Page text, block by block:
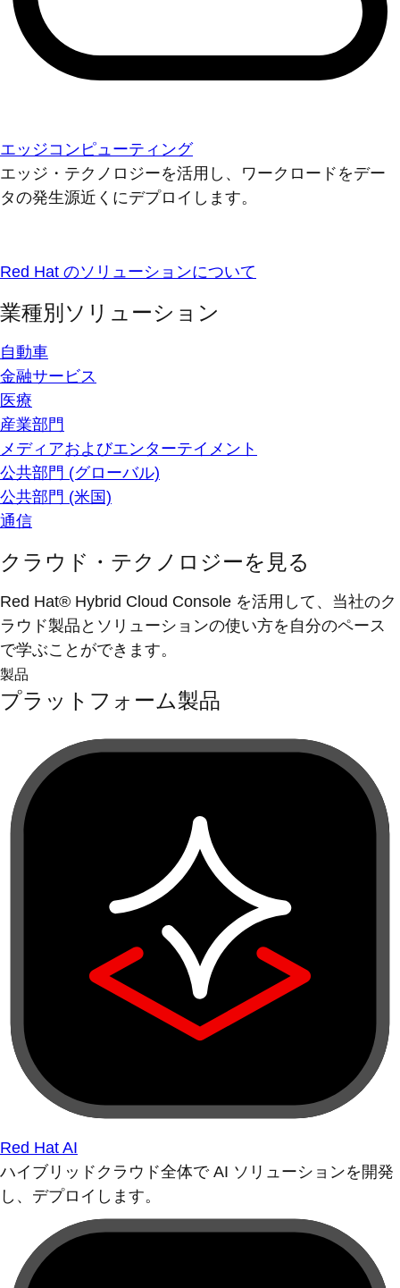
エッジコンピューティング
エッジ・テクノロジーを活用し、ワークロードをデー
タの発生源近くにデプロイします。
Red Hat のソリューションについて
業種別ソリューション
自動車
金融サービス
医療
産業部門
メディアおよびエンターテイメント
公共部門 (グローバル)
公共部門 (米国)
通信
クラウド・テクノロジーを見る
Red Hat® Hybrid Cloud Console を活用して、当社のク
ラウド製品とソリューションの使い方を自分のペース
で学ぶことができます。
製品
プラットフォーム製品
Red Hat AI
ハイブリッドクラウド全体で AI ソリューションを開発
し、デプロイします。